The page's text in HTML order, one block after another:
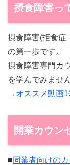
摂食障害っ
摂食障害(拒食症
の第一歩です。
摂食障害専門カ
を学んでみませ
→オススメ動画
開業カウン
■同業者向けの